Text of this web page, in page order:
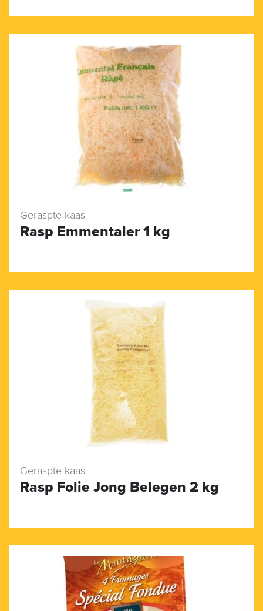
Geraspte kaas
Rasp Emmentaler 1 kg
Geraspte kaas
Rasp Folie Jong Belegen 2 kg